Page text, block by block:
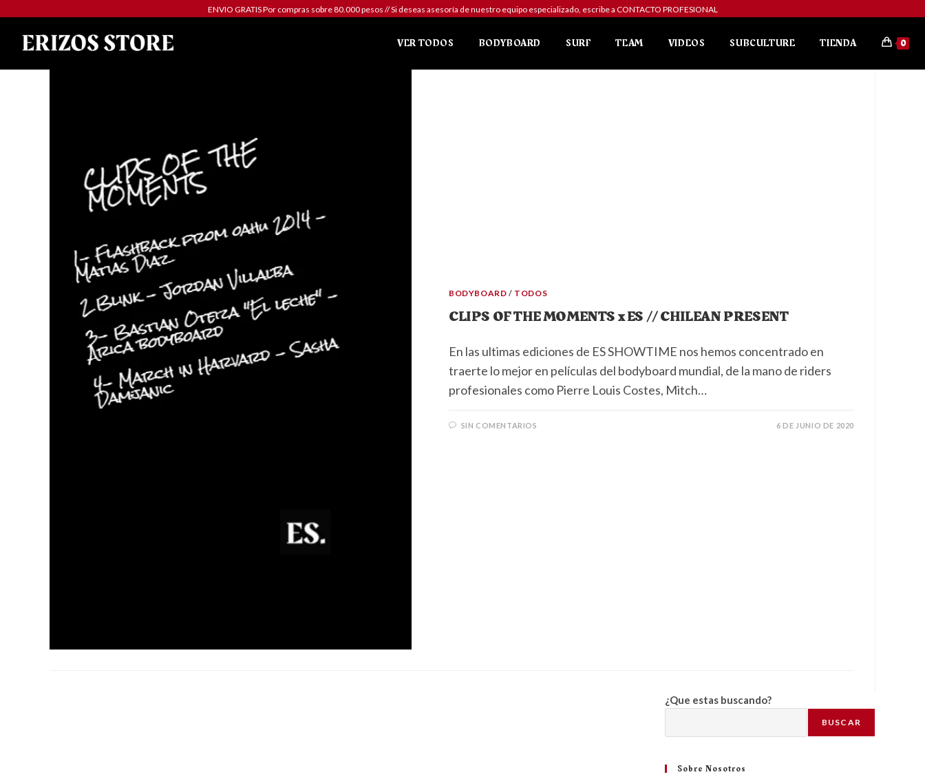
ENVIO GRATIS Por compras sobre 80.000 pesos // Si deseas asesoría de nuestro equipo especializado, escribe a CONTACTO PROFESIONAL
VER TODOS BODYBOARD SURF TEAM VIDEOS SUBCULTURE TIENDA 0
BODYBOARD / TODOS
CLIPS OF THE MOMENTS x ES // CHILEAN PRESENT
En las ultimas ediciones de ES SHOWTIME nos hemos concentrado en
traerte lo mejor en películas del bodyboard mundial, de la mano de riders
profesionales como Pierre Louis Costes, Mitch…
SIN COMENTARIOS 6 DE JUNIO DE 2020
¿Que estas buscando?
BUSCAR
Sobre Nosotros